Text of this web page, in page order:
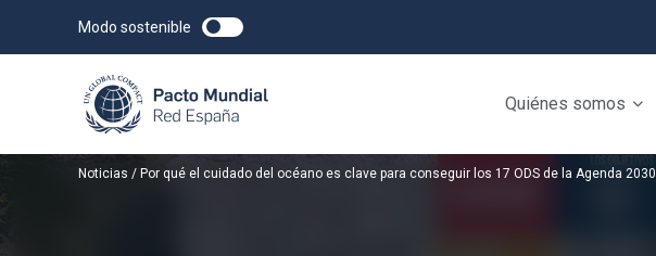
Modo sostenible
Quiénes somos
Noticias Por qué el cuidado del océano es clave para conseguir los 17 ODS de la Agenda 2030